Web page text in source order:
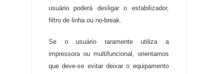
usuário poderá desligar o estabilizador,
filtro de linha ou no-break
Se o usuário raramente utiliza a
impressora ou multifuncional, orientamos
que deve-se evitar deixar o equipamento